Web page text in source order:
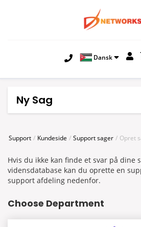
Dansk
Ny Sag
Support Kundeside Support sager Opret
Hvis du ikke kan finde et svar på dine
vidensdatabase kan du oprette en
support afdeling nedenfor.
Choose Department